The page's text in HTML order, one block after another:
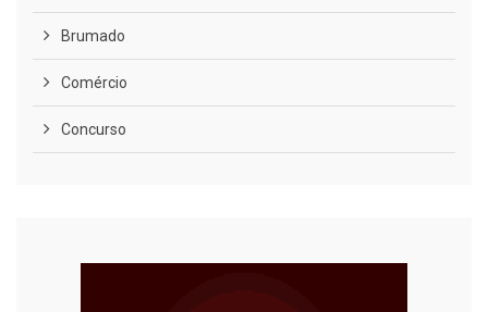
Brumado
Comércio
Concurso